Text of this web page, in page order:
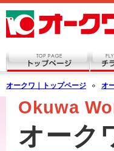
オークワ｜トップページ オ
Okuwa
オーク